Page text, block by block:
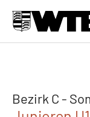
Bezirk C -